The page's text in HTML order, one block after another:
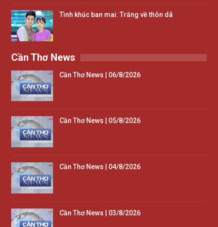
Tình khúc ban mai: Trăng về thôn dã
Cần Thơ News
Cần Thơ News | 06/8/2026
Cần Thơ News | 05/8/2026
Cần Thơ News | 04/8/2026
Cần Thơ News | 03/8/2026